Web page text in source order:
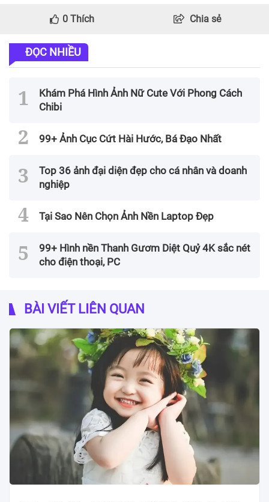
0 Thích Chia sẻ
ĐỌC NHIỀU
Khám Phá Hình Ảnh Nữ Cute Với Phong Cách
Chibi
99+ Ảnh Cục Cứt Hài Hước, Bá Đạo Nhất
Top 36 ảnh đại diện đẹp cho cá nhân và doanh
nghiệp
Tại Sao Nên Chọn Ảnh Nền Laptop Đẹp
99+ Hình nền Thanh Gươm Diệt Quỷ 4K sắc nét
cho điện thoại, PC
BÀI VIẾT LIÊN QUAN